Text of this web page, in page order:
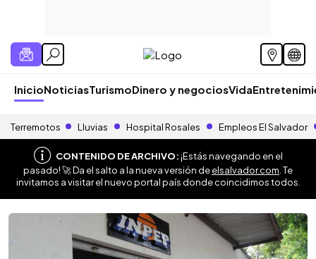
InicioNoticiasTurismoDinero y negociosVida
Terremotos Lluvias Hospital Rosales Empleos El Salvador
CONTENIDO DE ARCHIVO:¡Estás navegando en el
pasado! 🚀 Da el salto a la nueva versión deelsalvador.com . Te
invitamos a visitar el nuevo portal país donde coincidimos todos.